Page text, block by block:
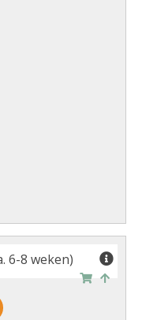
6-8 weken)